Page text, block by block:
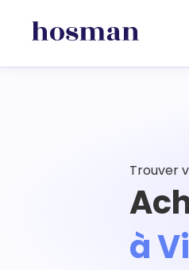
Trouver
à